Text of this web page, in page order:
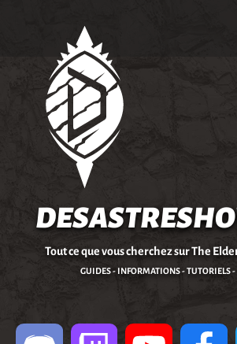
Tout ce que vous cherchez sur The
GUIDES - INFORMATIONS - TUTORIELS -